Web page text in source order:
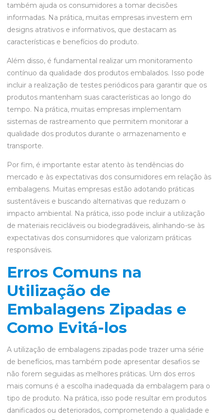
também ajuda os consumidores a tomar decisões
informadas. Na prática, muitas empresas investem em
designs atrativos e informativos, que destacam as
características e benefícios do produto.
Além disso, é fundamental realizar um monitoramento
contínuo da qualidade dos produtos embalados. Isso pode
incluir a realização de testes periódicos para garantir que os
produtos mantenham suas características ao longo do
tempo. Na prática, muitas empresas implementam
sistemas de rastreamento que permitem monitorar a
qualidade dos produtos durante o armazenamento e
transporte.
Por fim, é importante estar atento às tendências do
mercado e às expectativas dos consumidores em relação às
embalagens. Muitas empresas estão adotando práticas
sustentáveis e buscando alternativas que reduzam o
impacto ambiental. Na prática, isso pode incluir a utilização
de materiais recicláveis ou biodegradáveis, alinhando-se às
expectativas dos consumidores que valorizam práticas
responsáveis.
Erros Comuns na
Utilização de
Embalagens Zipadas e
Como Evitá-los
A utilização de embalagens zipadas pode trazer uma série
de benefícios, mas também pode apresentar desafios se
não forem seguidas as melhores práticas. Um dos erros
mais comuns é a escolha inadequada da embalagem para o
tipo de produto. Na prática, isso pode resultar em produtos
danificados ou deteriorados, comprometendo a qualidade e